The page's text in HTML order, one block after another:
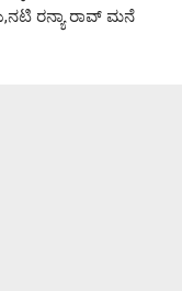
ರನ್ಯಾ ರಾವ್ ಮನೆ